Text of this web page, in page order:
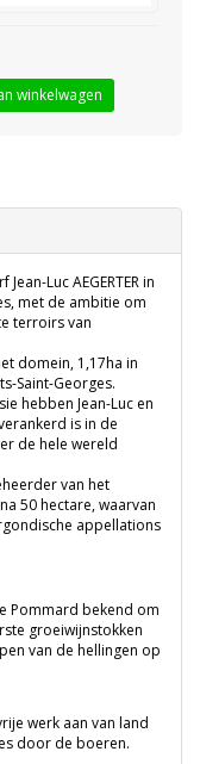
winkelwagen
Luc AEGERTER in
met de ambitie om
terroirs van
domein, 1,17ha in
Saint-Georges.
hebben Jean-Luc en
is in de
de hele wereld
van het
50 hectare, waarvan
appellations
Pommard bekend om
groeiwijnstokken
van de hellingen op
werk aan van land
door de boeren.